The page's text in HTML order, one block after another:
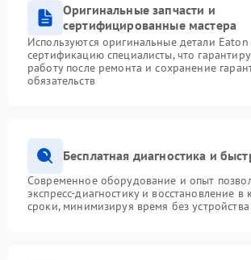
Оригинальные запчасти и
сертифицированные мастера
Используются оригинальные детали
сертификацию специалисты, что
работу после ремонта и сохранение
обязательств
Бесплатная диагностика и
Современное оборудование и опыт
экспресс-диагностику и восстановление в
сроки, минимизируя время без устройства